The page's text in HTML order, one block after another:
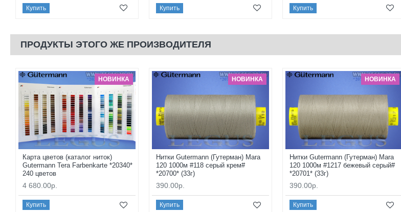
Купить Купить Купить
ПРОДУКТЫ ЭТОГО ЖЕ ПРОИЗВОДИТЕЛЯ
НОВИНКА
Карта цветов (каталог ниток)
Gutermann Tera Farbenkarte *20340*
240 цветов
4 680.00р.
Купить
НОВИНКА
Нитки Gutermann (Гутерман) Mara
120 1000м #118 серый крем#
*20700* (33г)
390.00р.
Купить
НОВИНКА
Нитки Gutermann (Гутерман) Mara
120 1000м #1217 бежевый серый#
*20701* (33г)
390.00р.
Купить